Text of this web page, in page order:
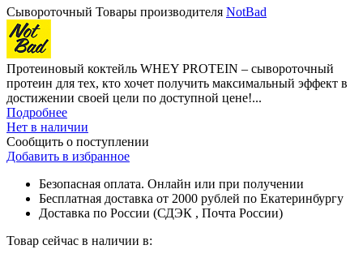
Сывороточный Товары производителя NotBad
Протеиновый коктейль WHEY PROTEIN – сывороточный
протеин для тех, кто хочет получить максимальный эффект в
достижении своей цели по доступной цене!...
Подробнее
Нет в наличии
Сообщить о поступлении
Добавить в избранное
Безопасная оплата. Онлайн или при получении
Бесплатная доставка от 2000 рублей по Екатеринбургу
Доставка по России (СДЭК , Почта России)
Товар сейчас в наличии в: